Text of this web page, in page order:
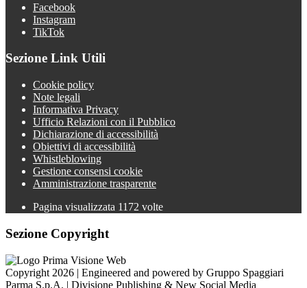
Facebook
Instagram
TikTok
Sezione Link Utili
Cookie policy
Note legali
Informativa Privacy
Ufficio Relazioni con il Pubblico
Dichiarazione di accessibilità
Obiettivi di accessibilità
Whistleblowing
Gestione consensi cookie
Amministrazione trasparente
Pagina visualizzata 1172 volte
Sezione Copyright
Copyright 2026 | Engineered and powered by Gruppo Spaggiari
Parma S.p.A. | Divisione Publishing & New Social Media